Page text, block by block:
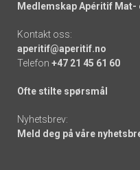
Medlemskap Apéritif Mat-
Kontakt oss:
aperitif@aperitif.no
Telefon +47 21 45 61 60
Ofte stilte spørsmål
Nyhetsbrev:
Meld deg på våre